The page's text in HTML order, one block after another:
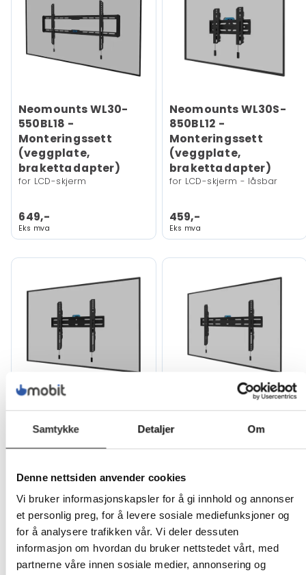
Samtykke Detaljer Om
Denne nettsiden anvender cookies
Vi bruker informasjonskapsler for å gi innhold og annonser
et personlig preg, for å levere sosiale mediefunksjoner og
for å analysere trafikken vår. Vi deler dessuten
informasjon om hvordan du bruker nettstedet vårt, med
partnerne våre innen sosiale medier, annonsering og
Neomounts WL30-
550BL18 -
Monteringssett
(veggplate,
brakettadapter)
for LCD-skjerm
649,-
Eks mva
Neomounts WL30S-
850BL12 -
Monteringssett
(veggplate,
brakettadapter)
for LCD-skjerm - låsbar
459,-
Eks mva
Monteringssett
(veggplate,
for LCD-skjerm - låsbar
599,-
Eks mva
Monteringssett
(veggplate,
for LCD-skjerm - låsbar
749,-